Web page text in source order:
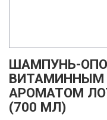
ШАМПУНЬ-
ВИТАМИННЫМ
АРОМАТОМ
(700 МЛ)